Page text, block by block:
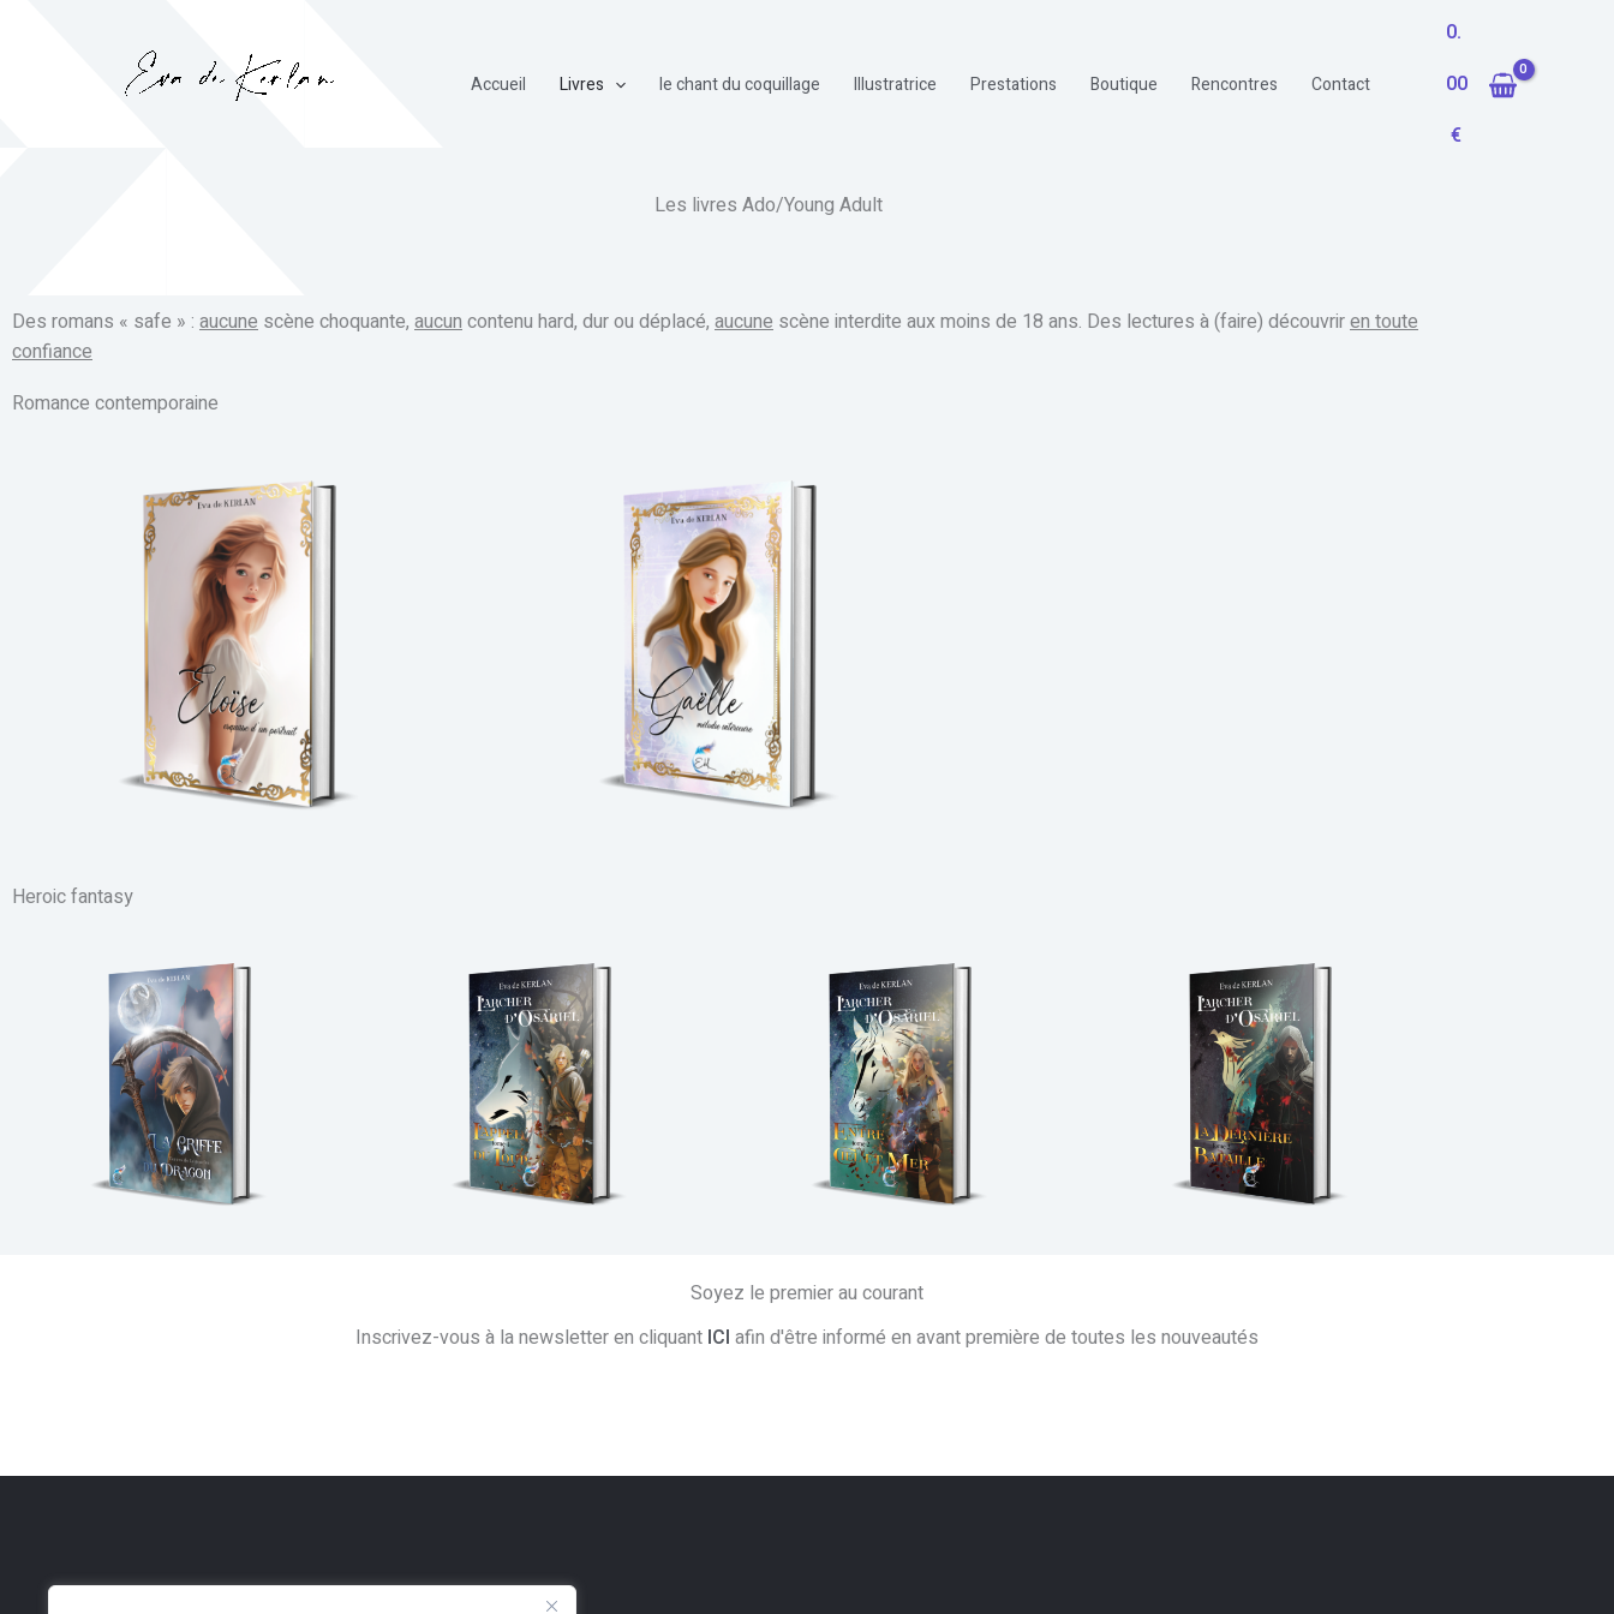
Accueil Livres le chant du coquillage Illustratrice Prestations Boutique Rencontres Contact
0.
00
€
Les livres Ado/Young Adult
Des romans « safe » : aucune scène choquante, aucuncontenu hard, dur ou déplacé, aucune scène interdite aux moins de 18 ans. Des lectures à (faire) découvriren toute
confiance
Romance contemporaine
Heroic fantasy
Soyez le premier au courant
Inscrivez-vous à la newsletter en cliquant ICI afin d'être informé en avant première de toutes les nouveautés